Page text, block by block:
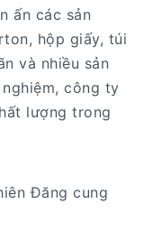
ấn các sản
hộp giấy, túi
và nhiều sản
công ty
lượng trong
Đăng cung